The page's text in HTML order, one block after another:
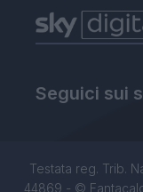
Seguici sui
Testata reg. Trib.
44869 - ©